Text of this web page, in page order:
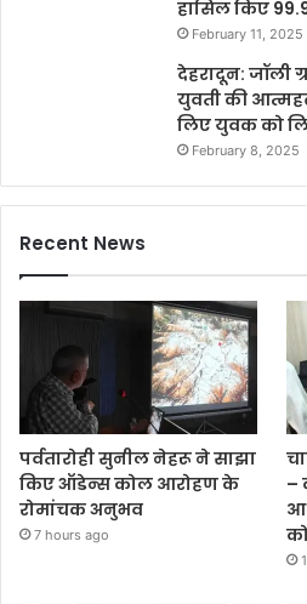
हासिल किए
February 11, 2025
देहरादून: जॉली
युवती की
लिए युवक को
February 8, 2025
Recent News
पर्वतारोही सुनील नेहरू ने साझा
किए ऑडेन्स कोल आरोहण के
रोमांचक अनुभव
7 hours ago
–